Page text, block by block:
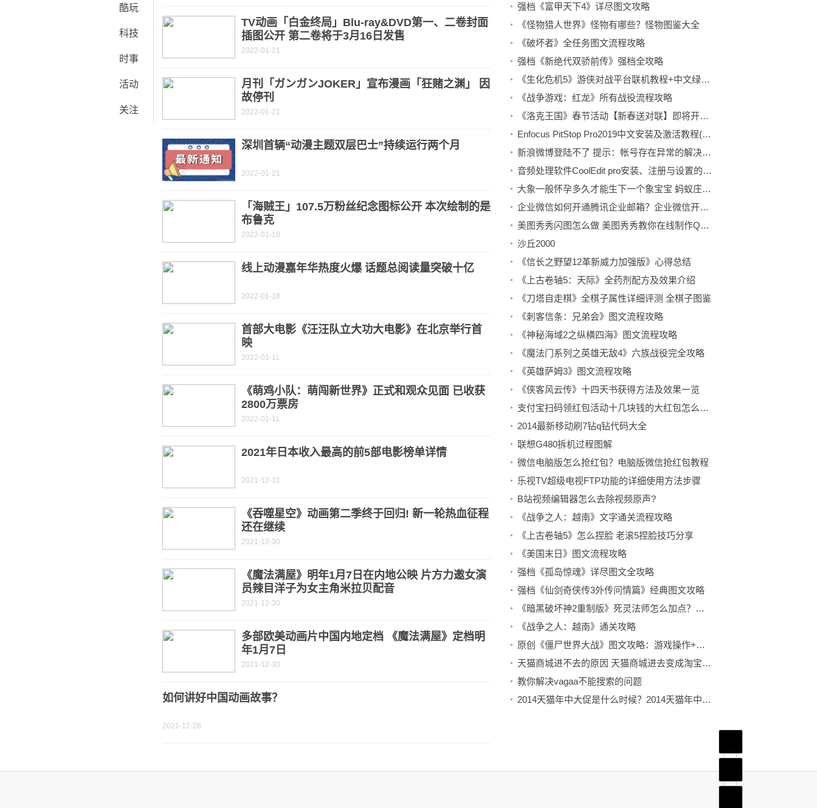
酷玩
科技
时事
活动
关注
TV动画「白金终局」Blu-ray&DVD第一、二卷封面
插图公开 第二卷将于3月16日发售
2022-01-21
月刊「ガンガンJOKER」宣布漫画「狂赌之渊」 因
故停刊
2022-01-21
深圳首辆“动漫主题双层巴士”持续运行两个月
2022-01-21
「海贼王」107.5万粉丝纪念图标公开 本次绘制的是
布鲁克
2022-01-19
线上动漫嘉年华热度火爆 话题总阅读量突破十亿
2022-01-18
首部大电影《汪汪队立大功大电影》在北京举行首
映
2022-01-11
《萌鸡小队：萌闯新世界》正式和观众见面 已收获
2800万票房
2022-01-11
2021年日本收入最高的前5部电影榜单详情
2021-12-31
《吞噬星空》动画第二季终于回归! 新一轮热血征程
还在继续
2021-12-30
《魔法满屋》明年1月7日在内地公映 片方力邀女演
员辣目洋子为女主角米拉贝配音
2021-12-30
多部欧美动画片中国内地定档 《魔法满屋》定档明
年1月7日
2021-12-30
如何讲好中国动画故事？
2021-12-28
强档《富甲天下4》详尽图文攻略
《怪物猎人世界》怪物有哪些？怪物图鉴大全
《破坏者》全任务图文流程攻略
强档《新绝代双骄前传》强档全攻略
《生化危机5》游侠对战平台联机教程+中文绿色免安装硬盘版下载地址
《战争游戏：红龙》所有战役流程攻略
《洛克王国》春节活动【新春送对联】即将开启 活动攻略介绍快来看看吧！
Enfocus PitStop Pro2019中文安装及激活教程(附激活补丁+软件下载)
新浪微博登陆不了 提示：帐号存在异常的解决方法
音频处理软件CoolEdit pro安装、注册与设置的图文步骤
大象一般怀孕多久才能生下一个象宝宝 蚂蚁庄园5月6日答案
企业微信如何开通腾讯企业邮箱？企业微信开通邮箱教程
美图秀秀闪图怎么做 美图秀秀教你在线制作QQ闪图头像教程
沙丘2000
《信长之野望12革新威力加强版》心得总结
《上古卷轴5：天际》全药剂配方及效果介绍
《刀塔自走棋》全棋子属性详细评测 全棋子图鉴
《刺客信条：兄弟会》图文流程攻略
《神秘海域2之纵横四海》图文流程攻略
《魔法门系列之英雄无敌4》六族战役完全攻略
《英雄萨姆3》图文流程攻略
《侠客风云传》十四天书获得方法及效果一览
支付宝扫码领红包活动十几块钱的大红包怎么弄 支付宝扫码领红包十几块钱红包二维码分
2014最新移动刷7钻q钻代码大全
联想G480拆机过程图解
微信电脑版怎么抢红包？电脑版微信抢红包教程
乐视TV超级电视FTP功能的详细使用方法步骤
B站视频编辑器怎么去除视频原声?
《战争之人：越南》文字通关流程攻略
《上古卷轴5》怎么捏脸 老滚5捏脸技巧分享
《美国末日》图文流程攻略
强档《孤岛惊魂》详尽图文全攻略
强档《仙剑奇侠传3外传问情篇》经典图文攻略
《暗黑破坏神2重制版》死灵法师怎么加点？死灵法师开荒加点推荐
《战争之人：越南》通关攻略
原创《僵尸世界大战》图文攻略：游戏操作+角色职业+枪械装备+全剧情流程+游戏介绍【游侠攻略组】
天猫商城进不去的原因 天猫商城进去变成淘宝首页是怎么回事?
教你解决vagaa不能搜索的问题
2014天猫年中大促是什么时候？2014天猫年中大促时间表
频道